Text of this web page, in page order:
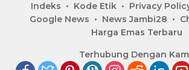
Indeks Kode Etik Privacy
Google News
News Jambi28
Harga Emas Terbaru
Terhubung Dengan